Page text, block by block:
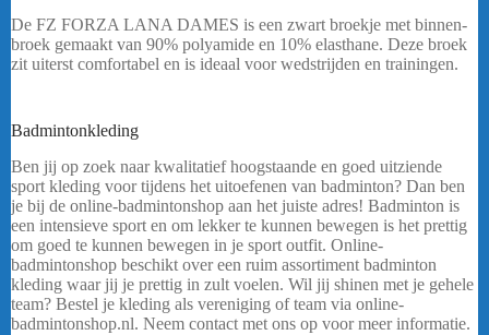
De FZ FORZA LANA DAMES is een zwart broekje met binnen-
broek gemaakt van 90% polyamide en 10% elasthane. Deze broek
zit uiterst comfortabel en is ideaal voor wedstrijden en trainingen.
Badmintonkleding
Ben jij op zoek naar kwalitatief hoogstaande en goed uitziende
sport kleding voor tijdens het uitoefenen van badminton? Dan ben
je bij de online-badmintonshop aan het juiste adres! Badminton is
een intensieve sport en om lekker te kunnen bewegen is het prettig
om goed te kunnen bewegen in je sport outfit. Online-
badmintonshop beschikt over een ruim assortiment badminton
kleding waar jij je prettig in zult voelen. Wil jij shinen met je gehele
team? Bestel je kleding als vereniging of team via online-
badmintonshop.nl. Neem contact met ons op voor meer informatie.